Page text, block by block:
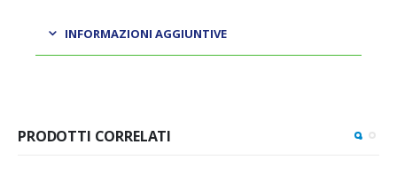
INFORMAZIONI AGGIUNTIVE
PRODOTTI CORRELATI